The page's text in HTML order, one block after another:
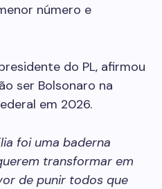
número e
do PL, afirmou
ser Bolsonaro na
em 2026.
foi uma baderna
transformar em
de punir todos que